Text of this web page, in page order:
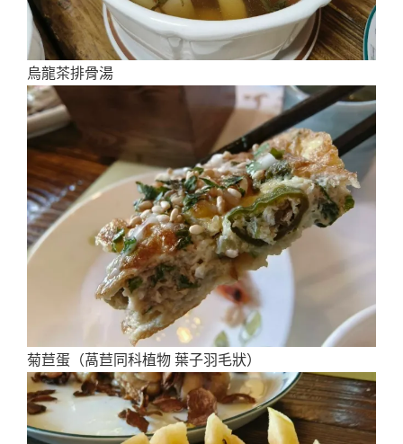
烏龍茶排骨湯
菊苣蛋（萵苣同科植物 葉子羽毛狀）